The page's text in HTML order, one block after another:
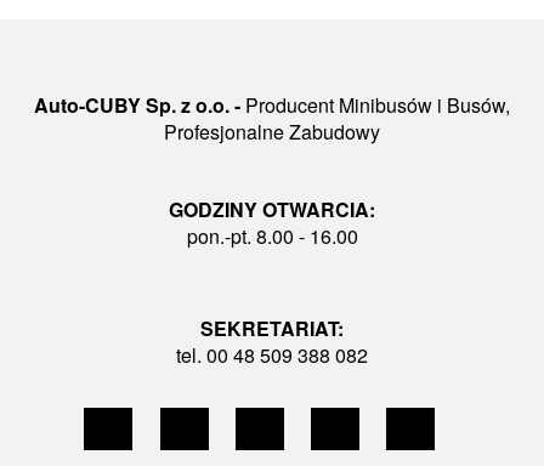
Auto-CUBY Sp. z o.o. - Producent Minibusów i Busów,
Profesjonalne Zabudowy
GODZINY OTWARCIA:
pon.-pt. 8.00 - 16.00
SEKRETARIAT:
tel. 00 48 509 388 082